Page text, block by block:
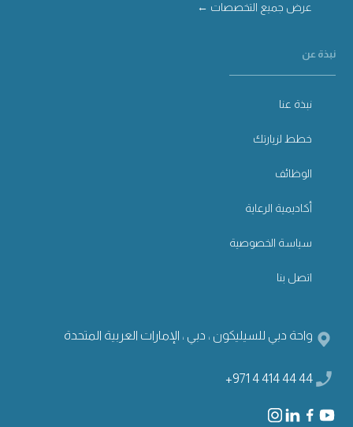
عرض جميع التخصصات ←
نبذة عن
نبذة عنا
خطط لزيارتك
الوظائف
أكاديمية الرعاية
سياسة الخصوصية
اتصل بنا
واحة دبي للسيليكون ، دبي ، الإمارات العربية المتحدة
+971 4 414 44 44